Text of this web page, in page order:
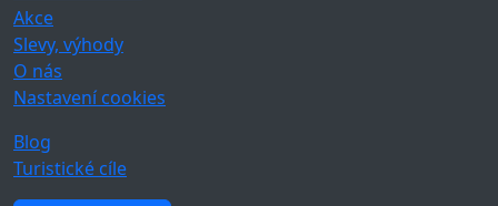
Akce
Slevy, výhody
O nás
Nastavení cookies
Blog
Turistické cíle